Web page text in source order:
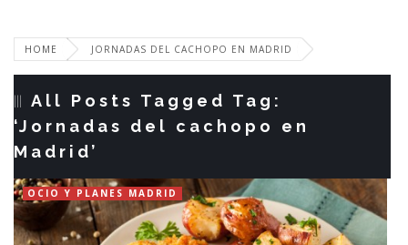
HOME JORNADAS DEL CACHOPO EN MADRID
All Posts Tagged Tag:
‘Jornadas del cachopo en
Madrid’
OCIO Y PLANES MADRID